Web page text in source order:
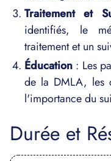
Traitement et
identifiés, le
traitement et un
Éducation : Les
de la DMLA, les
l'importance du
Durée et